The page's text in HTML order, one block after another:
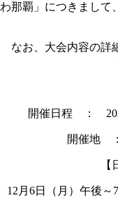
わ那覇」につきまして
なお、大会内容の詳
開催日程 ：
開催地
12月6日（月）午後